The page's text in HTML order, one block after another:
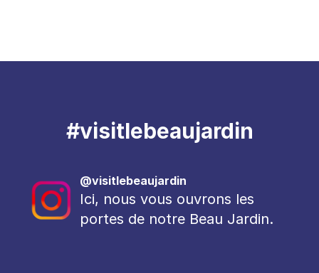
#visitlebeaujardin
@visitlebeaujardin
Ici, nous vous ouvrons les
portes de notre Beau Jardin.